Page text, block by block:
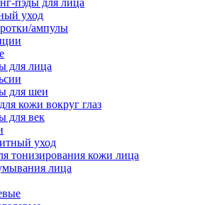
уход
ампулы
для лица
для шеи
кожи вокруг глаз
для век
уход
тонизирования кожи лица
лица